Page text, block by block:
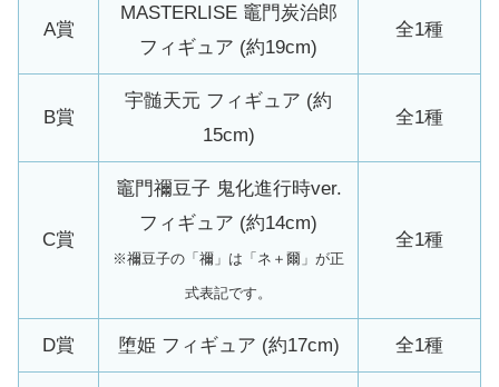
A賞
MASTERLISE 竈門炭治郎
フィギュア (約19cm)
全1種
B賞
宇髄天元 フィギュア (約
15cm)
全1種
C賞
竈門禰豆子 鬼化進行時ver.
フィギュア (約14cm)
※禰豆子の「禰」は「ネ＋爾」が正
式表記です。
全1種
D賞 堕姫 フィギュア (約17cm) 全1種